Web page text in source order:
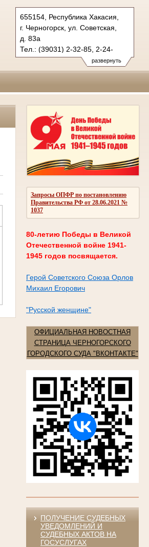
развернуть
655154, Республика Хакасия,
г. Черногорск, ул. Советская,
д. 83а
Тел.: (39031) 2-32-85, 2-24-
79 (ф.)
chernogorsky.hak@sudrf.ru
Запросы ОПФР по постановлению
Правительства РФ от 28.06.2021 №
1037
80-летию Победы в Великой
Отечественной войне 1941-
1945 годов посвящается.
Герой Советского Союза Орлов
Михаил Егорович
"Русской женщине"
ОФИЦИАЛЬНАЯ НОВОСТНАЯ
СТРАНИЦА ЧЕРНОГОРСКОГО
ГОРОДСКОГО СУДА "ВКОНТАКТЕ"
ПОЛУЧЕНИЕ СУДЕБНЫХ
УВЕДОМЛЕНИЙ И
СУДЕБНЫХ АКТОВ НА
ГОСУСЛУГАХ